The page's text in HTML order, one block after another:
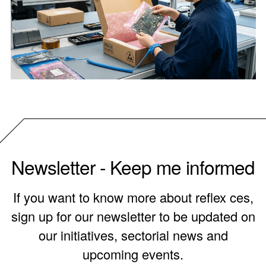
Newsletter - Keep me informed
If you want to know more about reflex ces,
sign up for our newsletter to be updated on
our initiatives, sectorial news and
upcoming events.